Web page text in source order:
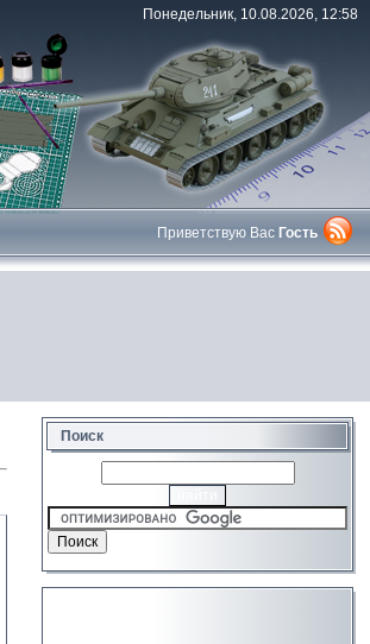
Понедельник, 10.08.2026, 12:58
Приветствую Вас Гость
Поиск